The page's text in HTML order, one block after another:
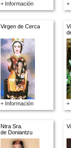
+ Información +
Virgen de Cerca
+ Información +
Ntra Sra.
de Doniantzu